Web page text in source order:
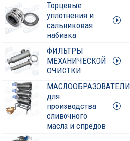
Торцевые
уплотнения и
сальниковая
набивка
ФИЛЬТРЫ
МЕХАНИЧЕСКОЙ
ОЧИСТКИ
МАСЛООБРАЗОВАТЕЛИ
для
производства
сливочного
масла и спредов